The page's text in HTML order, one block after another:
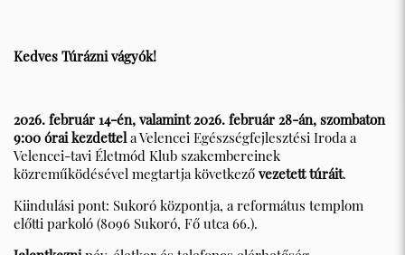
Kedves Túrázni vágyók!
2026. február 14-én, valamint 2026. február 28-án, szombaton
9:00 órai kezdettela Velencei Egészségfejlesztési Iroda a
Velencei-tavi Életmód Klub szakembereinek
közreműködésével megtartja következő vezetett túráit.
Kiindulási pont: Sukoró központja, a református templom
előtti parkoló (8096 Sukoró, Fő utca 66.).